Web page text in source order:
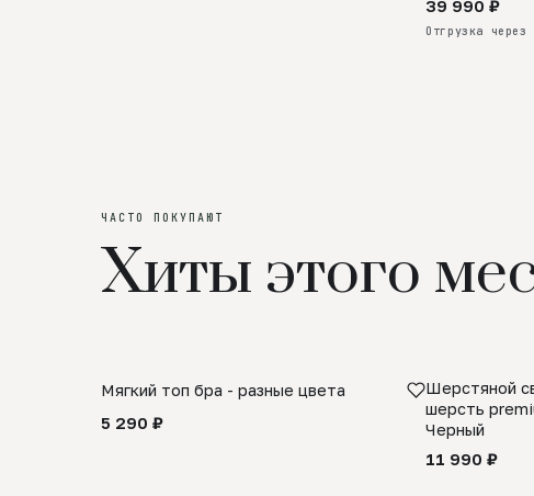
39 990 ₽
Отгрузка через
ЧАСТО ПОКУПАЮТ
Хиты этого
Мягкий топ бра - разные цвета
5 290 ₽
Шерстяной
шерсть
Черный
11 990 ₽